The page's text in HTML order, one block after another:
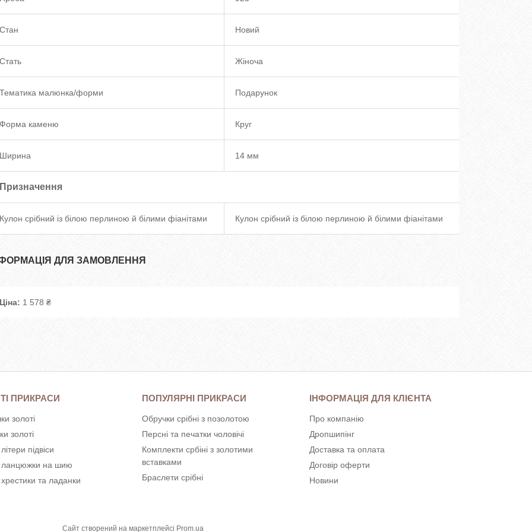
Стан Новий
Стать Жіноча
Тематика малюнка/форми Подарунок
Форма каменю Круг
Ширина 14 мм
Призначення
Кулон срібний із білою перлиною й білими фіанітами Кулон срібний із білою перлиною й білими фіанітами
ДЛЯ ЗАМОВЛЕННЯ
Ціна: 1 578 ₴
ПРИКРАСИ
золоті
золоті
підвіси
ланцюжки на шию
хрестики та ладанки
ПОПУЛЯРНІ ПРИКРАСИ
Обручки срібні з позолотою
Персні та печатки чоловічі
Комплекти србіні з золотими
вставками
Браслети срібні
ІНФОРМАЦІЯ ДЛЯ КЛІЄНТА
Про компанію
Дропшипінг
Доставка та оплата
Договір оферти
Новини
Сайт створений на маркетплейсі Prom.ua